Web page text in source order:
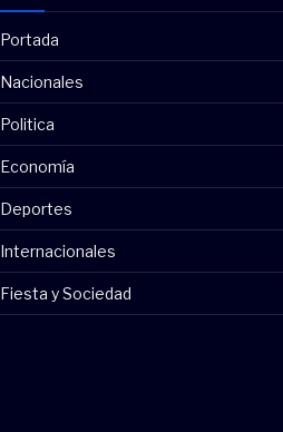
Portada
Nacionales
Politica
Economía
Deportes
Internacionales
Fiesta y Sociedad